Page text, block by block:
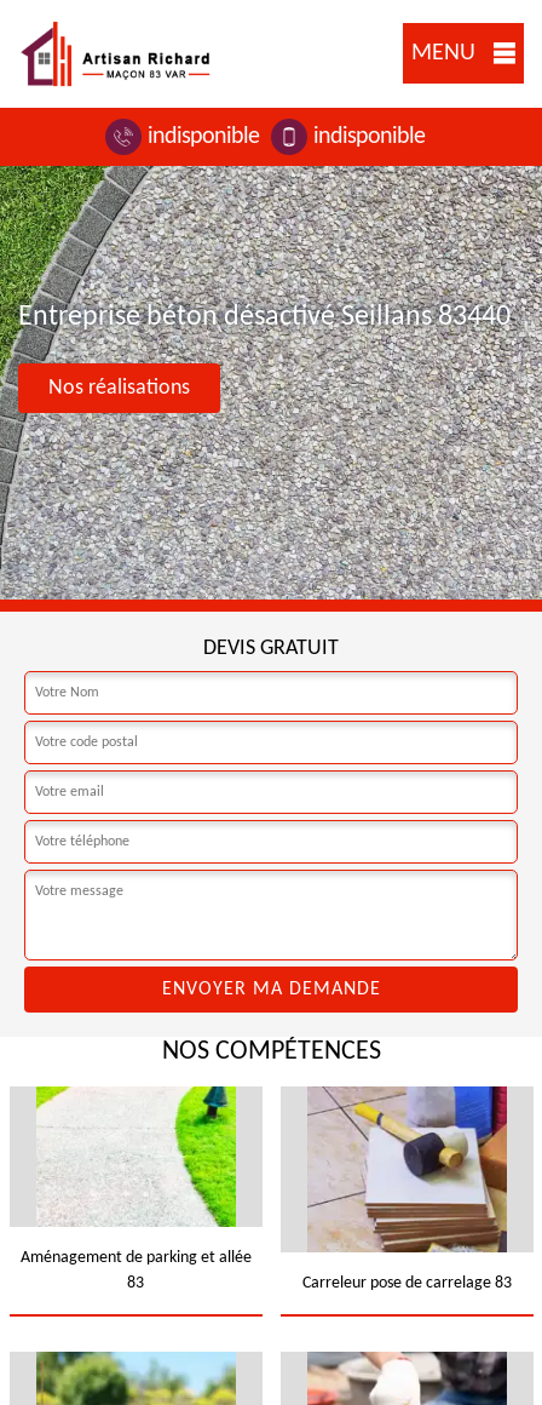
MENU
indisponible indisponible
Entreprise béton désactivé Seillans 83440
Nos réalisations
DEVIS GRATUIT
NOS COMPÉTENCES
Aménagement de parking et allée
83
Carreleur pose de carrelage 83